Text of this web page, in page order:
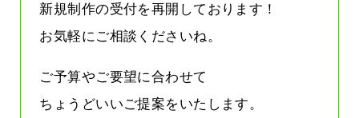
新規制作の受付を再開しております！
お気軽にご相談くださいね。
ご予算やご要望に合わせて
ちょうどいいご提案をいたします。